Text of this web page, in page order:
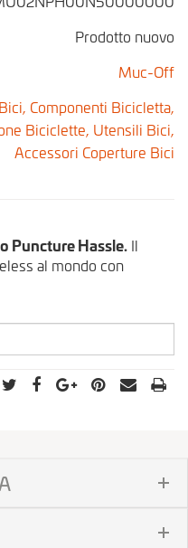
Prodotto nuovo
Muc-Off
Componenti Bicicletta,
Biciclette, Utensili Bici,
Accessori Coperture Bici
Puncture Hassle. Il
al mondo con